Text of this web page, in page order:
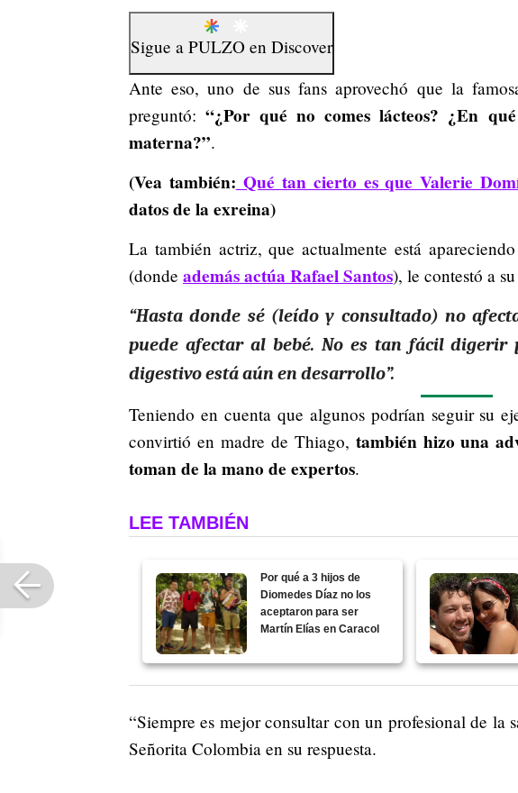
Sigue a PULZO en Discover
Ante eso, uno de sus fans aprovechó que la
preguntó:“¿Por qué no comes lácteos? ¿En
materna?”.
(Vea también: Qué tan cierto es queValerie
datos de la exreina)
La también actriz, que actualmente está
(donde además actúa Rafael Santos), le contestó a
“Hasta donde sé (leído y consultado) no
puede afectar al bebé. No es tan fácil digerir
digestivo está aún en desarrollo”.
Teniendo en cuenta que algunos podrían seguir su
convirtió en madre de Thiago, también hizo una
toman de la mano de expertos.
LEE TAMBIÉN
Por qué a 3 hijos de
Diomedes Díaz no los
aceptaron para ser
Martín Elías en Caracol
“Siempre es mejor consultar con un profesional de
Señorita Colombia en su respuesta.